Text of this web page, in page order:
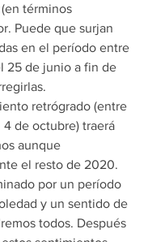
términos
Puede que surjan
en el período entre
25 de junio a fin de
retrógrado (entre
de octubre) traerá
aunque
el resto de 2020.
por un período
y un sentido de
todos. Después